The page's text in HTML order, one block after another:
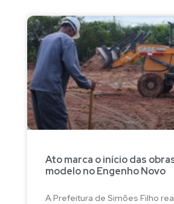
Ato marca o início das
modelo no Engenho Novo
A Prefeitura de Simões Filho